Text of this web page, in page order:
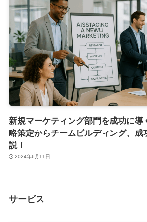
新規マーケティング部門を成功に導
略策定からチームビルディング、成
説！
2024年6月11日
サービス